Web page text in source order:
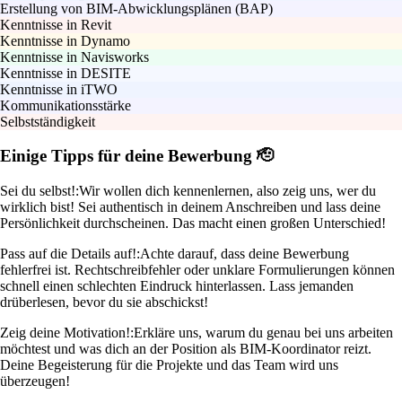
Erstellung von BIM-Abwicklungsplänen (BAP)
Kenntnisse in Revit
Kenntnisse in Dynamo
Kenntnisse in Navisworks
Kenntnisse in DESITE
Kenntnisse in iTWO
Kommunikationsstärke
Selbstständigkeit
Einige Tipps für deine Bewerbung 🫡
Sei du selbst!:Wir wollen dich kennenlernen, also zeig uns, wer du
wirklich bist! Sei authentisch in deinem Anschreiben und lass deine
Persönlichkeit durchscheinen. Das macht einen großen Unterschied!
Pass auf die Details auf!:Achte darauf, dass deine Bewerbung
fehlerfrei ist. Rechtschreibfehler oder unklare Formulierungen können
schnell einen schlechten Eindruck hinterlassen. Lass jemanden
drüberlesen, bevor du sie abschickst!
Zeig deine Motivation!:Erkläre uns, warum du genau bei uns arbeiten
möchtest und was dich an der Position als BIM-Koordinator reizt.
Deine Begeisterung für die Projekte und das Team wird uns
überzeugen!